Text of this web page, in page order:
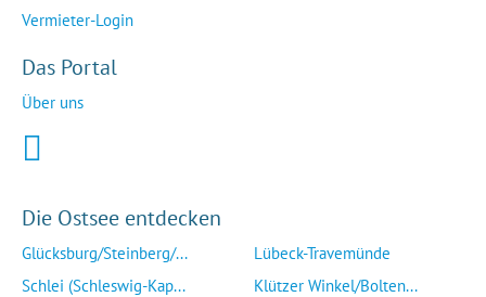
Vermieter-Login
Das Portal
Über uns
Die Ostsee entdecken
Glücksburg/Steinberg/...
Schlei (Schleswig-Kap...
Lübeck-Travemünde
Klützer Winkel/Bolten...